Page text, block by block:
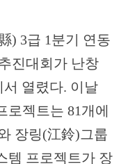
) 3급 1분기 연동
진대회가 난창
열렸다. 이날
젝트는 81개에
장링(江鈴)그룹
템 프로젝트가 장